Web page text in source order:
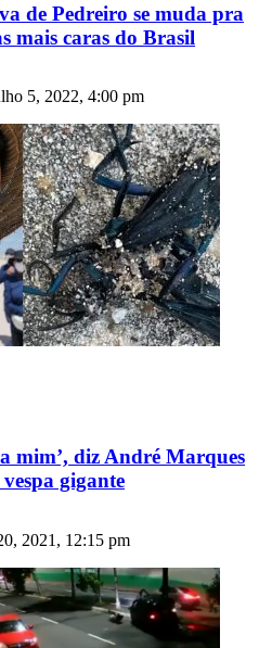
de Pedreiro se muda pra
mais caras do Brasil
5, 2022, 4:00 pm
mim’, diz André Marques
gigante
2021, 12:15 pm